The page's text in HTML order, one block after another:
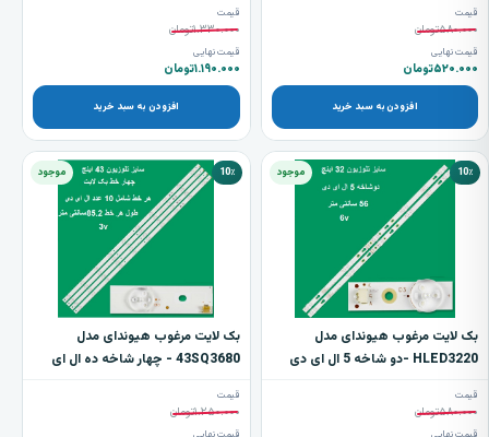
قیمت
۵۸۰.۰۰۰تومان
قیمت نهایی
۵۲۰.۰۰۰تومان
افزودن به سبد خرید
قیمت
۱.۳۳۰.۰۰۰تومان
قیمت نهایی
۱.۱۹۰.۰۰۰تومان
افزودن به سبد خرید
10٪ موجود
بک لایت مرغوب هیوندای مدل
HLED3220 -دو شاخه 5 ال ای دی
قیمت
۵۸۰.۰۰۰تومان
10٪ موجود
بک لایت مرغوب هیوندای مدل
43SQ3680 - چهار شاخه ده ال ای
قیمت
۱.۲۵۰.۰۰۰تومان